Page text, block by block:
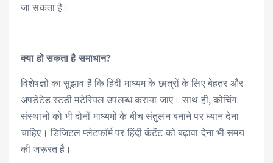
जा सकता है।
क्या हो सकता है समाधान?
विशेषज्ञों का सुझाव है कि हिंदी माध्यम के छात्रों के लिए बेहतर और
अपडेटेड स्टडी मटेरियल उपलब्ध कराया जाए। साथ ही, कोचिंग
संस्थानों को भी दोनों माध्यमों के बीच संतुलन बनाने पर ध्यान देना
चाहिए। डिजिटल प्लेटफॉर्म पर हिंदी कंटेंट को बढ़ावा देना भी समय
की जरूरत है।